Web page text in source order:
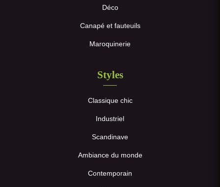
Déco
Canapé et fauteuils
Maroquinerie
Styles
Classique chic
Industriel
Scandinave
Ambiance du monde
Contemporain